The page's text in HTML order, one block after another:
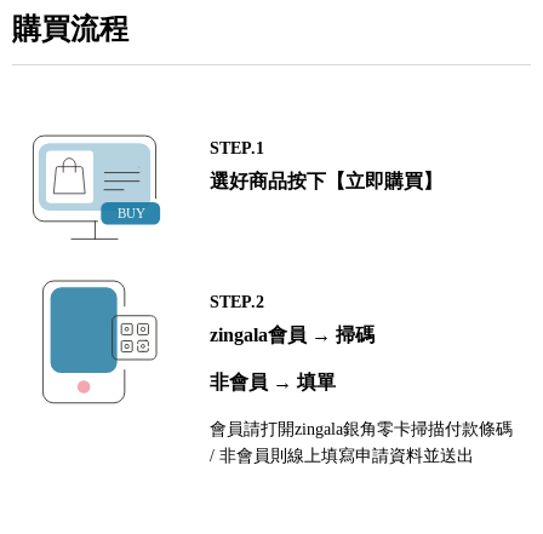
購買流程
STEP.1
選好商品按下【立即購買】
STEP.2
zingala會員 → 掃碼
非會員 → 填單
會員請打開zingala銀角零卡掃描付款條碼
/ 非會員則線上填寫申請資料並送出